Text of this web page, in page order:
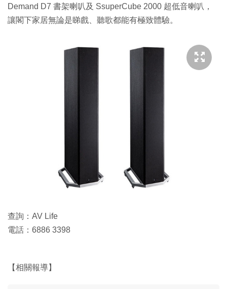
Demand D7 書架喇叭及 SsuperCube 2000 超低音喇叭，
讓閣下家居無論是睇戲、聽歌都能有極致體驗。
查詢：AV Life
電話：6886 3398
【相關報導】